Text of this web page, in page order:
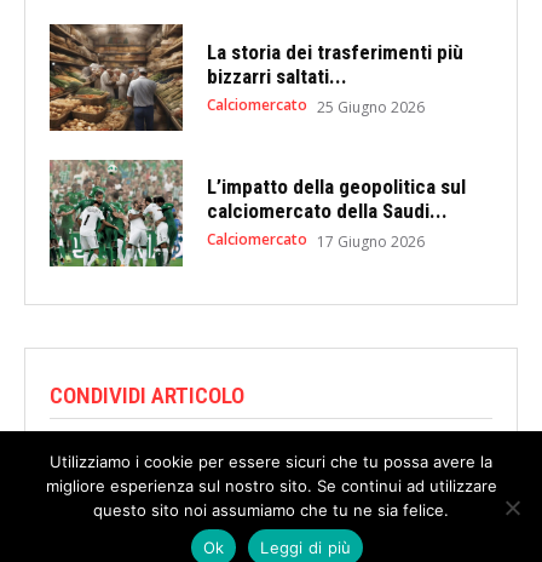
La storia dei trasferimenti più
bizzarri saltati...
Calciomercato 25 Giugno 2026
L’impatto della geopolitica sul
calciomercato della Saudi...
Calciomercato 17 Giugno 2026
CONDIVIDI ARTICOLO
Utilizziamo i cookie per essere sicuri che tu possa avere la
migliore esperienza sul nostro sito. Se continui ad utilizzare
questo sito noi assumiamo che tu ne sia felice.
Ok
Leggi di più